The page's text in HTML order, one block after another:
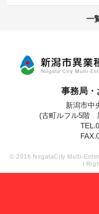
一
事務局・
新潟市中
(古町ルフル5階
© 2016 NiigataCity Multi-
l